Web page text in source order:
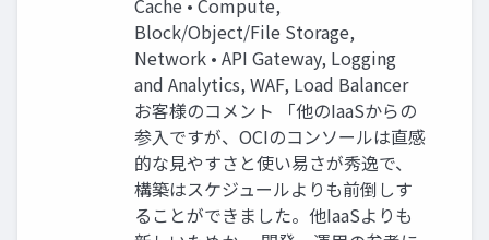
Block/Object/File Storage,
Network • API Gateway, Logging
and Analytics, WAF, Load Balancer
お客様のコメント 「他のIaaSからの
参⼊ですが、OCIのコンソールは直感
的な⾒やすさと使い易さが秀逸で、
構築はスケジュールよりも前倒しす
ることができました。他IaaSよりも